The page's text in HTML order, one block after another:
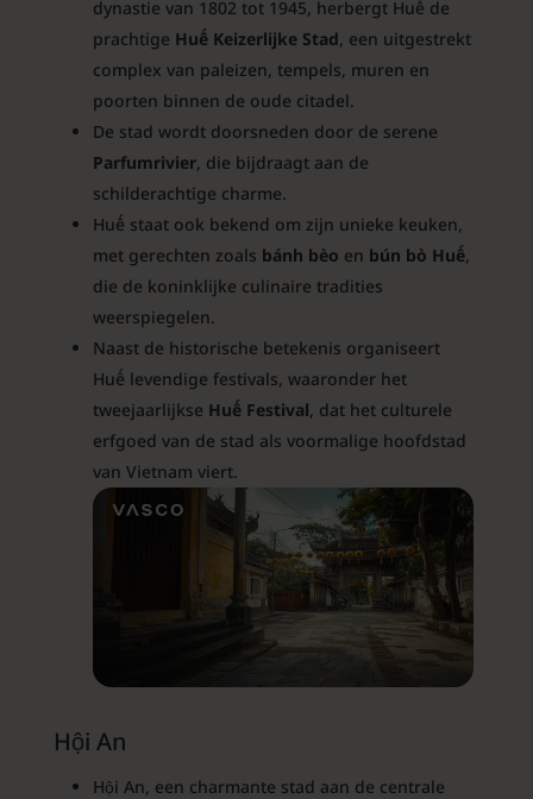
dynastie van 1802 tot 1945, herbergt Huế de
prachtige Huế Keizerlijke Stad, een uitgestrekt
complex van paleizen, tempels, muren en
poorten binnen de oude citadel.
De stad wordt doorsneden door de serene
Parfumrivier, die bijdraagt aan de
schilderachtige charme.
Huế staat ook bekend om zijn unieke keuken,
met gerechten zoals bánh bèo en bún bò Huế,
die de koninklijke culinaire tradities
weerspiegelen.
Naast de historische betekenis organiseert
Huế levendige festivals, waaronder het
tweejaarlijkse Huế Festival, dat het culturele
erfgoed van de stad als voormalige hoofdstad
van Vietnam viert.
Hội An
Hội An, een charmante stad aan de centrale